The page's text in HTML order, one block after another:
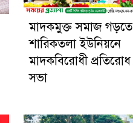
মাদকমুক্ত সমাজ গড়তে
শারিকতলা ইউনিয়নে
মাদকবিরোধী প্রতিরোধ
সভা